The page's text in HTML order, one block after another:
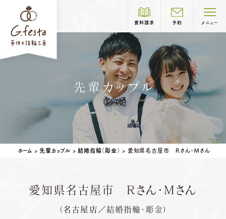
資料請求 予約 メニュー
制作コース紹介
COURSE
結婚指輪 婚約指輪
ベビーリング 結婚記念日リング
先輩カップル
ホーム > 先輩カップル >結婚指輪（彫金） > 愛知県名古屋市 Ｒさん・Ｍさん
愛知県名古屋市 Ｒさん・Ｍさん
（名古屋店／結婚指輪・彫金）
岐阜本店 TEL.058-265-2756
※祝日の場合は営業
名古屋店 TEL.052-261-6676